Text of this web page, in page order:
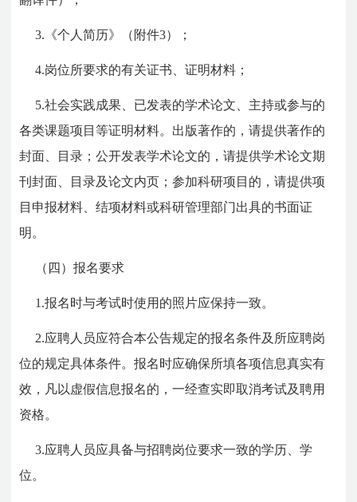
3.《个人简历》（附件3）；
4.岗位所要求的有关证书、证明材料；
5.社会实践成果、已发表的学术论文、主持或参与的
各类课题项目等证明材料。出版著作的，请提供著作的
封面、目录；公开发表学术论文的，请提供学术论文期
刊封面、目录及论文内页；参加科研项目的，请提供项
目申报材料、结项材料或科研管理部门出具的书面证
明。
（四）报名要求
1.报名时与考试时使用的照片应保持一致。
2.应聘人员应符合本公告规定的报名条件及所应聘岗
位的规定具体条件。报名时应确保所填各项信息真实有
效，凡以虚假信息报名的，一经查实即取消考试及聘用
资格。
3.应聘人员应具备与招聘岗位要求一致的学历、学
位。